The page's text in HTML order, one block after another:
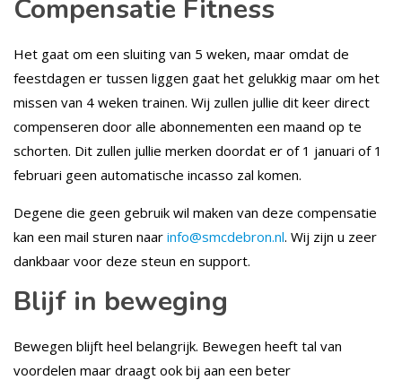
Compensatie Fitness
Het gaat om een sluiting van 5 weken, maar omdat de
feestdagen er tussen liggen gaat het gelukkig maar om het
missen van 4 weken trainen. Wij zullen jullie dit keer direct
compenseren door alle abonnementen een maand op te
schorten. Dit zullen jullie merken doordat er of 1 januari of 1
februari geen automatische incasso zal komen.
Degene die geen gebruik wil maken van deze compensatie
kan een mail sturen naar info@smcdebron.nl. Wij zijn u zeer
dankbaar voor deze steun en support.
Blijf in beweging
Bewegen blijft heel belangrijk. Bewegen heeft tal van
voordelen maar draagt ook bij aan een beter